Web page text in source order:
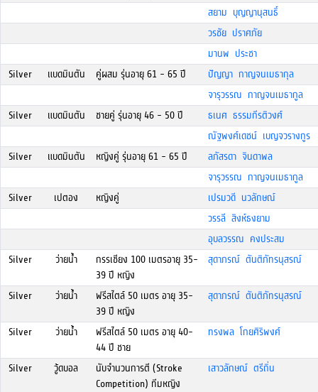
สยาม บุญญานุสนธิ์
วรชัย ปราศภัย
มานพ ประชา
Silver
แบดมินตัน คู่ผสม รุ่นอายุ 61 - 65 ปี
ปัญญา กาญจนเมธากุล
จารุวรรณ กาญจนเมธากูล
Silver
แบดมินตัน ชายคู่ รุ่นอายุ 46 - 50 ปี
ธเนศ ธรรมกีรติวงศ์
ณัฐพงศ์เดชน์ เบญจวรางกูร
Silver
แบดมินตัน หญิงคู่ รุ่นอายุ 61 - 65 ปี
ลภัสรดา จินดาพล
จารุวรรณ กาญจนเมธากูล
Silver
เปตอง หญิงคู่
เปรมวดี นวลักษณ์
วรรลี สิงห์ธงยาม
อุบลวรรณ คงประสม
Silver
ว่ายน้ำ
กรรเชียง 100 เมตรอายุ 35-
39 ปี หญิง
สุดาภรณ์ ตันติภัทรนุสรณ์
Silver ว่ายน้ำ
ฟรีสไตล์ 50 เมตร อายุ 35-
39 ปี หญิง
สุดาภรณ์ ตันติภัทรนุสรณ์
Silver ว่ายน้ำ
ฟรีสไตล์ 50 เมตร อายุ 40-
44 ปี ชาย
ทรงพล โกยศิริพงศ์
Silver วู้ดบอล
นับจำนวนการตี (Stroke
Competition) ทีมหญิง
เสาวลักษณ์ ตรีถิ่น